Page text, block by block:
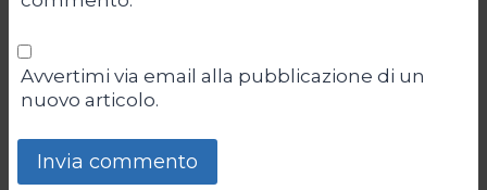
Avvertimi via email alla pubblicazione di un
nuovo articolo.